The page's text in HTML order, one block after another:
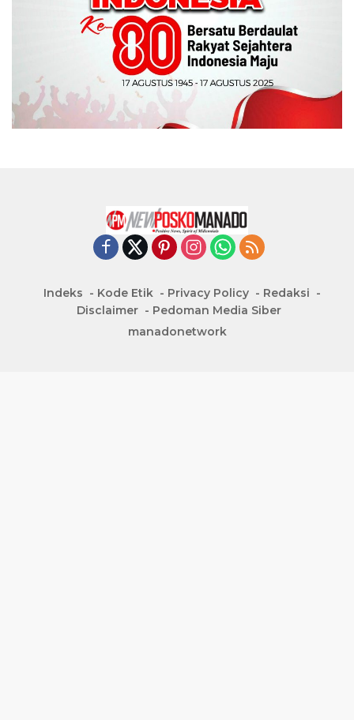
Indeks Kode Etik Privacy Policy
Redaksi
Disclaimer
Pedoman Media Siber
manadonetwork